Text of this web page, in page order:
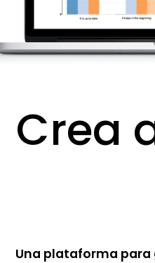
Crea
Una plataforma